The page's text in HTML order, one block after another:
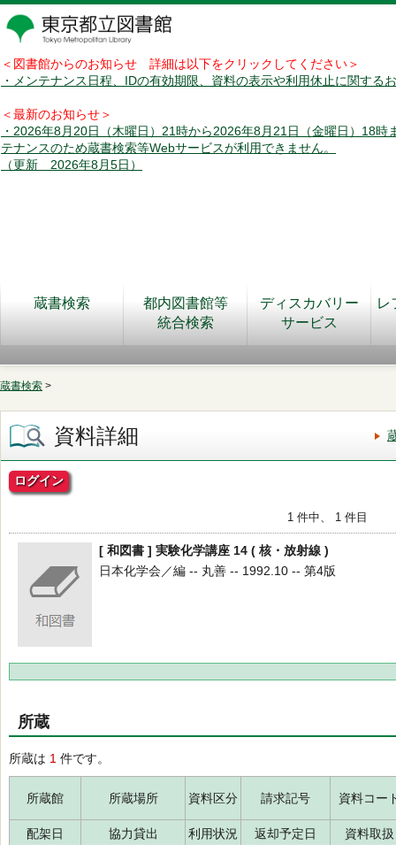
＜図書館からのお知らせ 詳細は以下をクリックしてください＞
・メンテナンス日程、IDの有効期限、資料の表示や利用休止に関する
＜最新のお知らせ＞
・2026年8月20日（木曜日）21時から2026年8月21日（金曜日）18時
テナンスのため蔵書検索等Webサービスが利用できません。
（更新 2026年8月5日）
蔵書検索
都内図書館等
統合検索
ディスカバリー
サービス
レ
蔵書検索 >
資料詳細
ログイン
1 件中、 1 件目
[ 和図書 ] 実験化学講座 14 ( 核・放射線 )
日本化学会／編 -- 丸善 -- 1992.10 -- 第4版
所蔵
所蔵は 1 件です。
所蔵館 所蔵場所 資料区分 請求記号 資料コー
配架日 協力貸出 利用状況 返却予定日 資料取扱